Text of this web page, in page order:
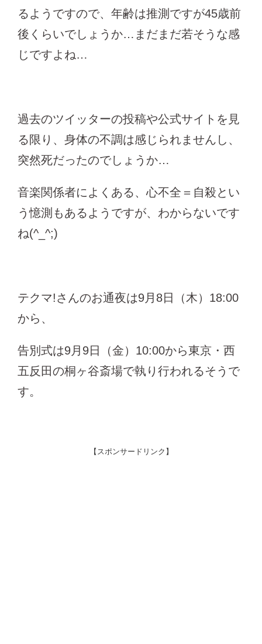
るようですので、年齢は推測ですが45歳前
後くらいでしょうか…まだまだ若そうな感
じですよね…
過去のツイッターの投稿や公式サイトを見
る限り、身体の不調は感じられませんし、
突然死だったのでしょうか…
音楽関係者によくある、心不全＝自殺とい
う憶測もあるようですが、わからないです
ね(^_^;)
テクマ!さんのお通夜は9月8日（木）18:00
から、
告別式は9月9日（金）10:00から東京・西
五反田の桐ヶ谷斎場で執り行われるそうで
す。
【スポンサードリンク】